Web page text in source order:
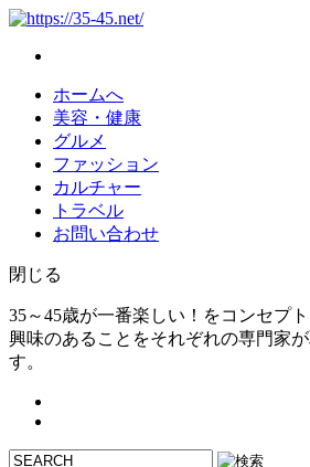
ホームへ
美容・健康
グルメ
ファッション
カルチャー
トラベル
お問い合わせ
閉じる
35～45歳が一番楽しい！をコンセプ
興味のあることをそれぞれの専門家
す。